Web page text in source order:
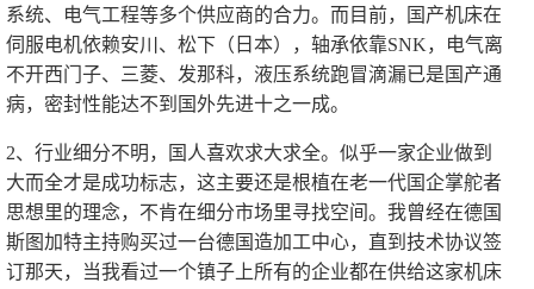
系统、电气工程等多个供应商的合力。而目前，国产机床在
伺服电机依赖安川、松下（日本），轴承依靠SNK，电气离
不开西门子、三菱、发那科，液压系统跑冒滴漏已是国产通
病，密封性能达不到国外先进十之一成。
2、行业细分不明，国人喜欢求大求全。似乎一家企业做到
大而全才是成功标志，这主要还是根植在老一代国企掌舵者
思想里的理念，不肯在细分市场里寻找空间。我曾经在德国
斯图加特主持购买过一台德国造加工中心，直到技术协议签
订那天，当我看过一个镇子上所有的企业都在供给这家机床